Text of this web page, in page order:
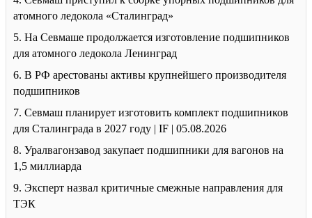
атомного ледокола «Сталинград»
5. На Севмаше продолжается изготовление подшипников
для атомного ледокола Ленинград
6. В РФ арестованы активы крупнейшего производителя
подшипников
7. Севмаш планирует изготовить комплект подшипников
для Сталинграда в 2027 году | IF | 05.08.2026
8. Уралвагонзавод закупает подшипники для вагонов на
1,5 миллиарда
9. Эксперт назвал критичные смежные направления для
ТЭК